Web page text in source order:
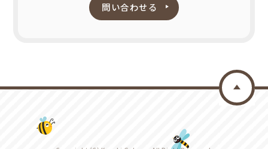
問い合わせる